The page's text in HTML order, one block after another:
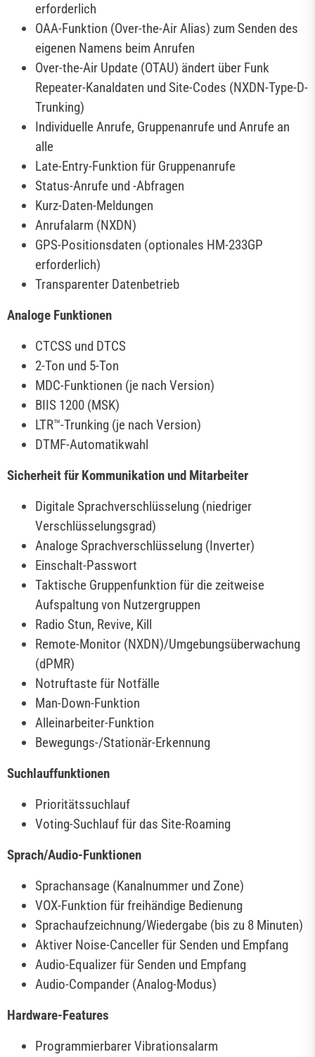
erforderlich
OAA-Funktion (Over-the-Air Alias) zum Senden des
eigenen Namens beim Anrufen
Over-the-Air Update (OTAU) ändert über Funk
Repeater-Kanaldaten und Site-Codes (NXDN-Type-D-
Trunking)
Individuelle Anrufe, Gruppenanrufe und Anrufe an
alle
Late-Entry-Funktion für Gruppenanrufe
Status-Anrufe und -Abfragen
Kurz-Daten-Meldungen
Anrufalarm (NXDN)
GPS-Positionsdaten (optionales HM-233GP
erforderlich)
Transparenter Datenbetrieb
Analoge Funktionen
CTCSS und DTCS
2-Ton und 5-Ton
MDC-Funktionen (je nach Version)
BIIS 1200 (MSK)
LTR™-Trunking (je nach Version)
DTMF-Automatikwahl
Sicherheit für Kommunikation und Mitarbeiter
Digitale Sprachverschlüsselung (niedriger
Verschlüsselungsgrad)
Analoge Sprachverschlüsselung (Inverter)
Einschalt-Passwort
Taktische Gruppenfunktion für die zeitweise
Aufspaltung von Nutzergruppen
Radio Stun, Revive, Kill
Remote-Monitor (NXDN)/Umgebungsüberwachung
(dPMR)
Notruftaste für Notfälle
Man-Down-Funktion
Alleinarbeiter-Funktion
Bewegungs-/Stationär-Erkennung
Suchlauffunktionen
Prioritätssuchlauf
Voting-Suchlauf für das Site-Roaming
Sprach/Audio-Funktionen
Sprachansage (Kanalnummer und Zone)
VOX-Funktion für freihändige Bedienung
Sprachaufzeichnung/Wiedergabe (bis zu 8 Minuten)
Aktiver Noise-Canceller für Senden und Empfang
Audio-Equalizer für Senden und Empfang
Audio-Compander (Analog-Modus)
Hardware-Features
Programmierbarer Vibrationsalarm